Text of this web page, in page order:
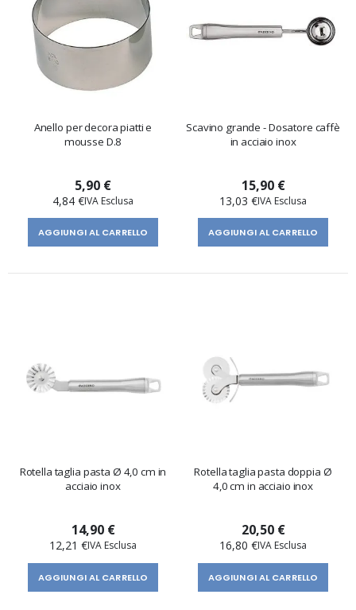
Anello per decora piatti e
mousse D.8
5,90 €
4,84 €
AGGIUNGI AL CARRELLO
Scavino grande - Dosatore caffè
in acciaio inox
15,90 €
13,03 €
AGGIUNGI AL CARRELLO
Rotella taglia pasta Ø 4,0 cm in
acciaio inox
14,90 €
12,21 €
AGGIUNGI AL CARRELLO
Rotella taglia pasta doppia Ø
4,0 cm in acciaio inox
20,50 €
16,80 €
AGGIUNGI AL CARRELLO